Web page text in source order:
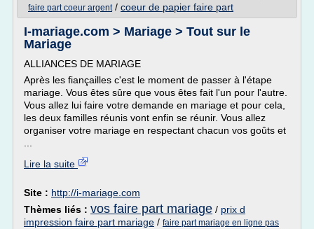
faire part coeur argent/ coeur de papier faire part
I-mariage.com > Mariage > Tout sur le
Mariage
ALLIANCES DE MARIAGE
Après les fiançailles c'est le moment de passer à l'étape
mariage. Vous êtes sûre que vous êtes fait l'un pour l'autre.
Vous allez lui faire votre demande en mariage et pour cela,
les deux familles réunis vont enfin se réunir. Vous allez
organiser votre mariage en respectant chacun vos goûts et
Lire la suite
Site : http://i-mariage.com
Thèmes liés : vos faire part mariage / prix d
impression faire part mariage / faire part mariage en ligne pas